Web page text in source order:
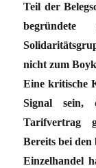
Teil der
nicht zum
Eine kritische
Signal sein,
Tarifvertrag
Bereits bei
Einzelhandel